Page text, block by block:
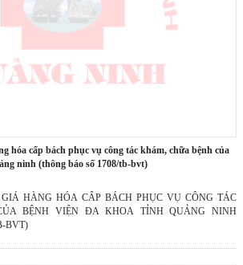
ninh (thông báo số 1708/tb-bvt)
HÀNG HÓA CẤP BÁCH PHỤC VỤ CÔNG TÁC
BỆNH VIỆN ĐA KHOA TỈNH QUẢNG NINH
BVT)